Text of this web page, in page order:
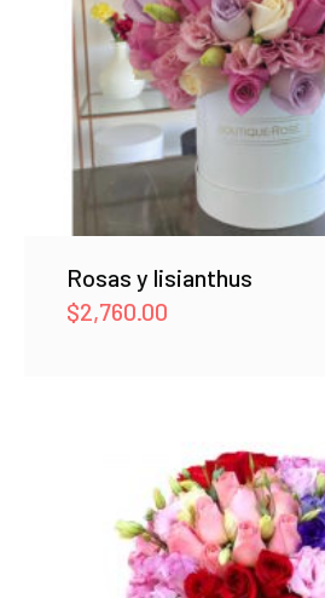
Rosas y lisianthus
$2,760.00